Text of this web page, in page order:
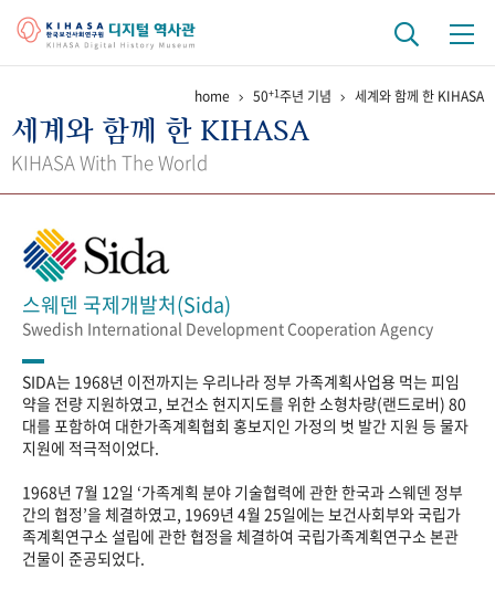
걸어온 길 기관 변천사 역대 기관장
정책과 연구 키워드로 보는 연구 역사
간행물 변천사
기록물 아카이브
사진 아카이브 문서 기록물 행정박물 영상 기록물
성과 50선 숫자로 보는 50년 50+1주년 광장
세계와 함께 한 KIHASA
home 50+1주년 기념 세계와 함께 한 KIHASA
세계와 함께 한 KIHASA
KIHASA With The World
스웨덴 국제개발처(Sida)
Swedish International Development Cooperation Agency
SIDA는 1968년 이전까지는 우리나라 정부 가족계획사업용 먹는 피임
약을 전량 지원하였고, 보건소 현지지도를 위한 소형차량(랜드로버) 80
대를 포함하여 대한가족계획협회 홍보지인 가정의 벗 발간 지원 등 물자
지원에 적극적이었다.
1968년 7월 12일 ‘가족계획 분야 기술협력에 관한 한국과 스웨덴 정부
간의 협정’을 체결하였고, 1969년 4월 25일에는 보건사회부와 국립가
족계획연구소 설립에 관한 협정을 체결하여 국립가족계획연구소 본관
건물이 준공되었다.